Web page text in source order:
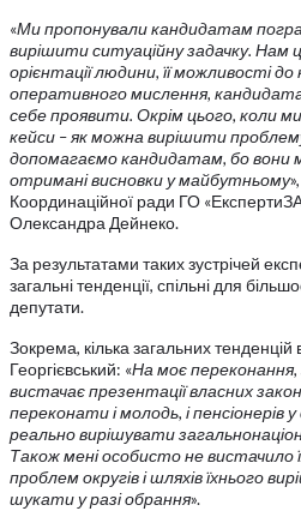
«Ми пропонували кандидатам
вирішити ситуаційну задачку. Нам
орієнтації людини, її можливості
оперативного мислення,
себе проявити. Окрім цього, коли
кейси – як можна вирішити
допомагаємо кандидатам, бо вони
отримані висновки у майбутньому
Координаційної ради ГО
Олександра Дейнеко.
За результатами таких зустрічей
загальні тенденції, спільні для
депутати.
Зокрема, кілька загальних
Георгієвський: «На моє
вистачає презентації власних
переконати і молодь, і пенсіонерів
реально вирішувати
Також мені особисто не вистачило
проблем округів і шляхів їхнього
шукати у разі обрання».